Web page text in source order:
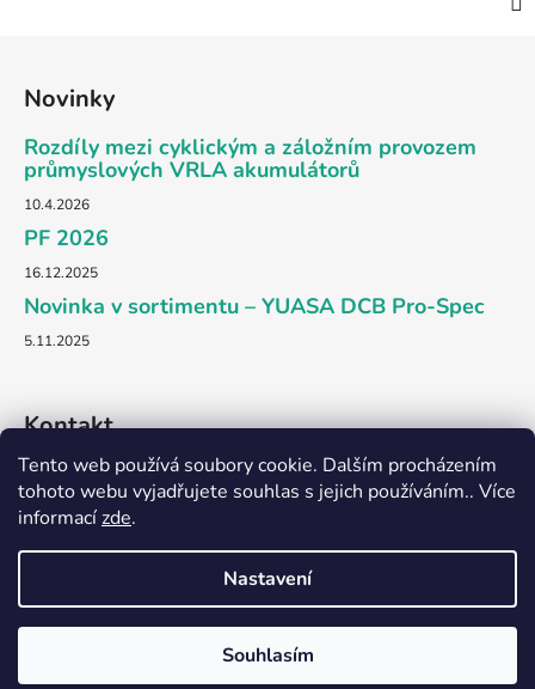
Tento web používá soubory cookie. Dalším procházením
tohoto webu vyjadřujete souhlas s jejich používáním.. Více
informacízde.
Nastavení
Souhlasím
Novinky
Rozdíly mezi cyklickým a záložním provozem
průmyslových VRLA akumulátorů
10.4.2026
PF 2026
16.12.2025
Novinka v sortimentu – YUASA DCB Pro-Spec
5.11.2025
Kontakt
obchod@dkpower.cz
+420 777 703 875
Vytvořil Shoptet